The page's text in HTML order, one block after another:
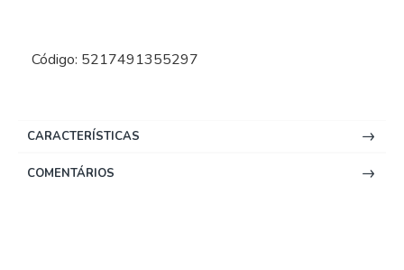
Código: 5217491355297
CARACTERÍSTICAS
COMENTÁRIOS